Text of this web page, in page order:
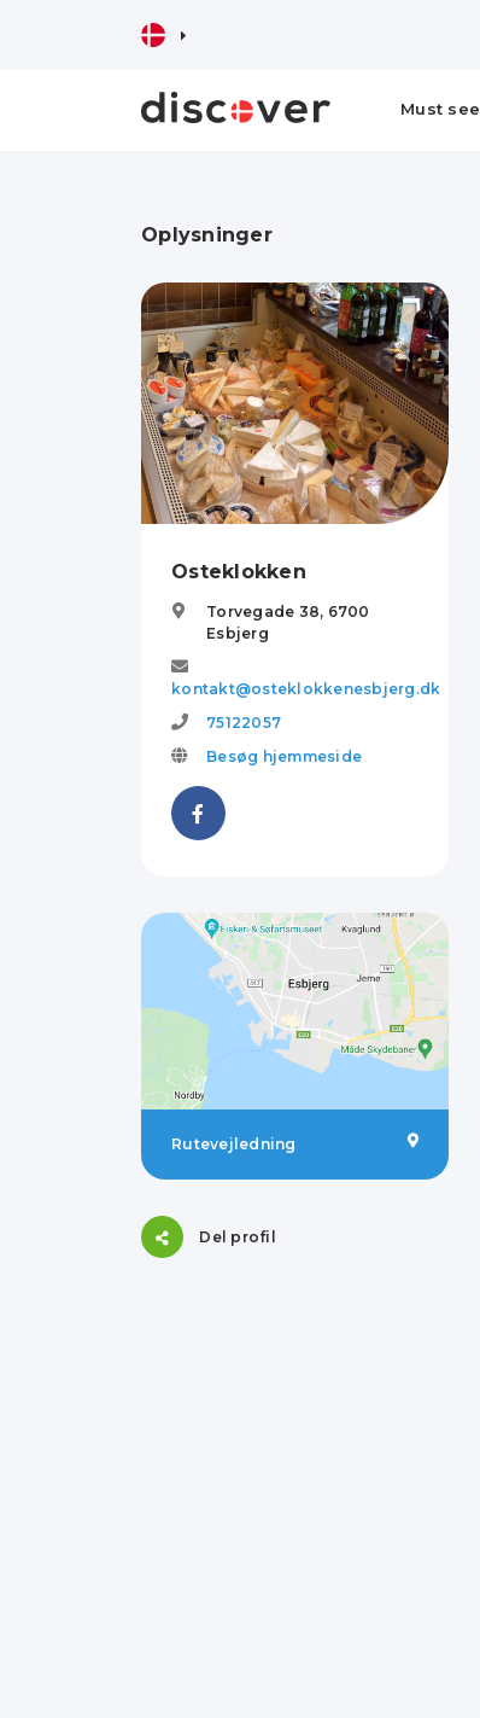
Must see
Oplysninger
Osteklokken
Torvegade 38, 6700
Esbjerg
kontakt@osteklokkenesbjerg.dk
75122057
Besøg hjemmeside
Rutevejledning
Del profil